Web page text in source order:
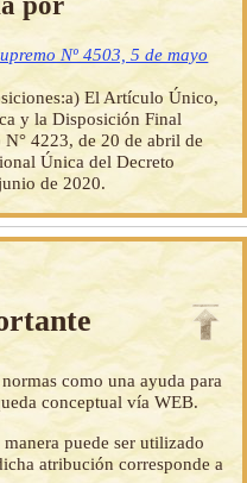
Nº 4503, 5 de mayo
El Artículo Único,
y la Disposición Final
N° 4223, de 20 de abril de
Única del Decreto
de 2020.
como una ayuda para
conceptual vía WEB.
puede ser utilizado
atribución corresponde a